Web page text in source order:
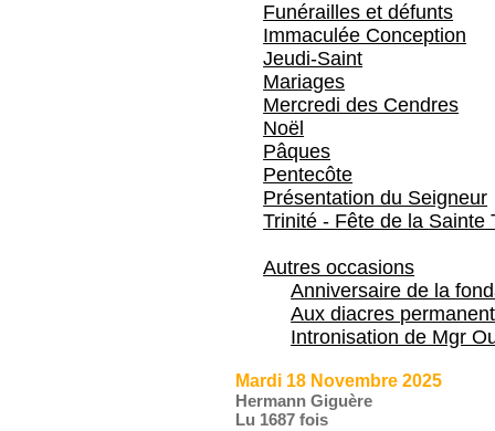
Funérailles et défunts
Immaculée Conception
Jeudi-Saint
Mariages
Mercredi des Cendres
Noël
Pâques
Pentecôte
Présentation du Seigneur
Trinité - Fête de la Sainte
Autres occasions
Anniversaire de la
Aux diacres
Intronisation de Mgr
Mardi 18 Novembre 2025
Hermann Giguère
Lu 1687 fois